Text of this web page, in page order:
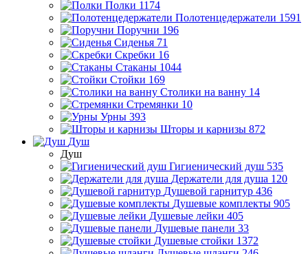
Полки 1174
Полотенцедержатели 1591
Поручни 196
Сиденья 71
Скребки 16
Стаканы 1044
Стойки 169
Столики на ванну 14
Стремянки 10
Урны 393
Шторы и карнизы 872
Душ
Душ
Гигиенический душ 535
Держатели для душа 120
Душевой гарнитур 436
Душевые комплекты 905
Душевые лейки 405
Душевые панели 33
Душевые стойки 1372